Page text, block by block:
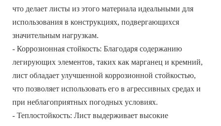
что делает листы из этого материала идеальными для
использования в конструкциях, подвергающихся
значительным нагрузкам.
- Коррозионная стойкость: Благодаря содержанию
легирующих элементов, таких как марганец и кремний,
лист обладает улучшенной коррозионной стойкостью,
что позволяет использовать его в агрессивных средах и
при неблагоприятных погодных условиях.
- Теплостойкость: Лист выдерживает высокие